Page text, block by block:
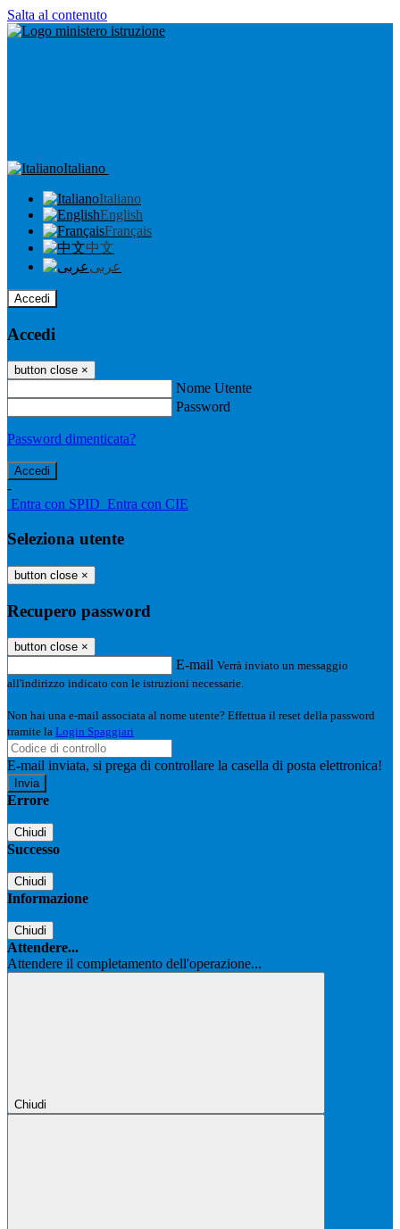
Salta al contenuto
Italiano
Italiano
English
Français
中文
عربى
Accedi
Accedi
button close ×
Nome Utente
Password
Password dimenticata?
-
Entra con SPID Entra con CIE
Seleziona utente
button close ×
Recupero password
button close ×
E-mail Verrà inviato un messaggio
all'indirizzo indicato con le istruzioni necessarie.
Non hai una e-mail associata al nome utente? Effettua il reset della password
tramite la Login Spaggiari
E-mail inviata, si prega di controllare la casella di posta elettronica!
Errore
Chiudi
Successo
Chiudi
Informazione
Chiudi
Attendere...
Attendere il completamento dell'operazione...
Chiudi